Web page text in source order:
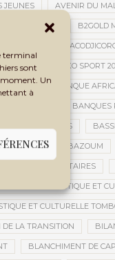
terminal
sont
Un
à
JEUNES AVENIR DU
AZERBAÏDJAN B2GOLD
BAMAKO SPORT
BANQUE BANQUE
BANQUES
BARS
BAUXITE BAZOUM
BESOINS HUMANITAIRES
BIENNALE ARTISTIQUE ET
ET CULTURELLE
DE LA TRANSITION
BLANCHIMENT DE